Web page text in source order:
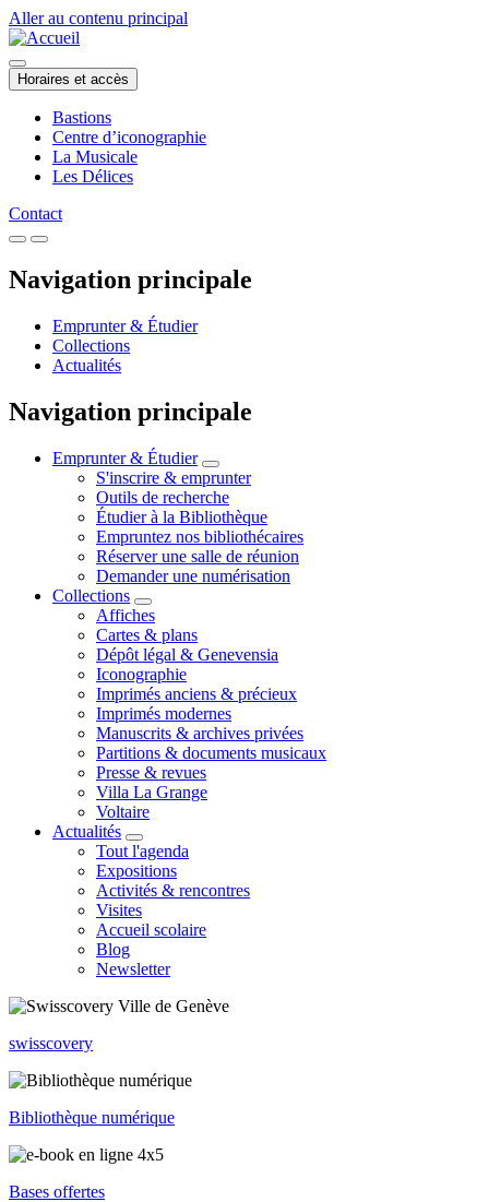
Aller au contenu principal
Horaires et accès
Bastions
Centre d’iconographie
La Musicale
Les Délices
Contact
Navigation principale
Emprunter & Étudier
Collections
Actualités
Navigation principale
Emprunter & Étudier
S'inscrire & emprunter
Outils de recherche
Étudier à la Bibliothèque
Empruntez nos bibliothécaires
Réserver une salle de réunion
Demander une numérisation
Collections
Affiches
Cartes & plans
Dépôt légal & Genevensia
Iconographie
Imprimés anciens & précieux
Imprimés modernes
Manuscrits & archives privées
Partitions & documents musicaux
Presse & revues
Villa La Grange
Voltaire
Actualités
Tout l'agenda
Expositions
Activités & rencontres
Visites
Accueil scolaire
Blog
Newsletter
swisscovery
Bibliothèque numérique
Bases offertes